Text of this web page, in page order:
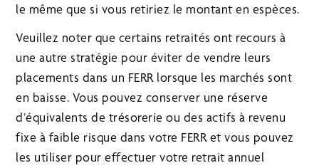
le même que si vous retiriez le montant en espèces.
Veuillez noter que certains retraités ont recours à
une autre stratégie pour éviter de vendre leurs
placements dans un FERR lorsque les marchés sont
en baisse. Vous pouvez conserver une réserve
d’équivalents de trésorerie ou des actifs à revenu
fixe à faible risque dans votre FERR et vous pouvez
les utiliser pour effectuer votre retrait annuel